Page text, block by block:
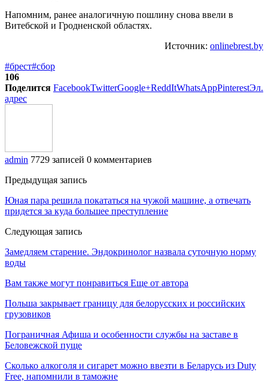
Напомним, ранее аналогичную пошлину снова ввели в
Витебской и Гродненской областях.
Источник: onlinebrest.by
#брест#сбор
106
Поделится FacebookTwitterGoogle+ReddItWhatsAppPinterestЭл.
адрес
admin 7729 записей 0 комментариев
Предыдущая запись
Юная пара решила покататься на чужой машине, а отвечать
придется за куда большее преступление
Следующая запись
Замедляем старение. Эндокринолог назвала суточную норму
воды
Вам также могут понравиться Еще от автора
Польша закрывает границу для белорусских и российских
грузовиков
Пограничная Афиша и особенности службы на заставе в
Беловежской пуще
Сколько алкоголя и сигарет можно ввезти в Беларусь из Duty
Free, напомнили в таможне